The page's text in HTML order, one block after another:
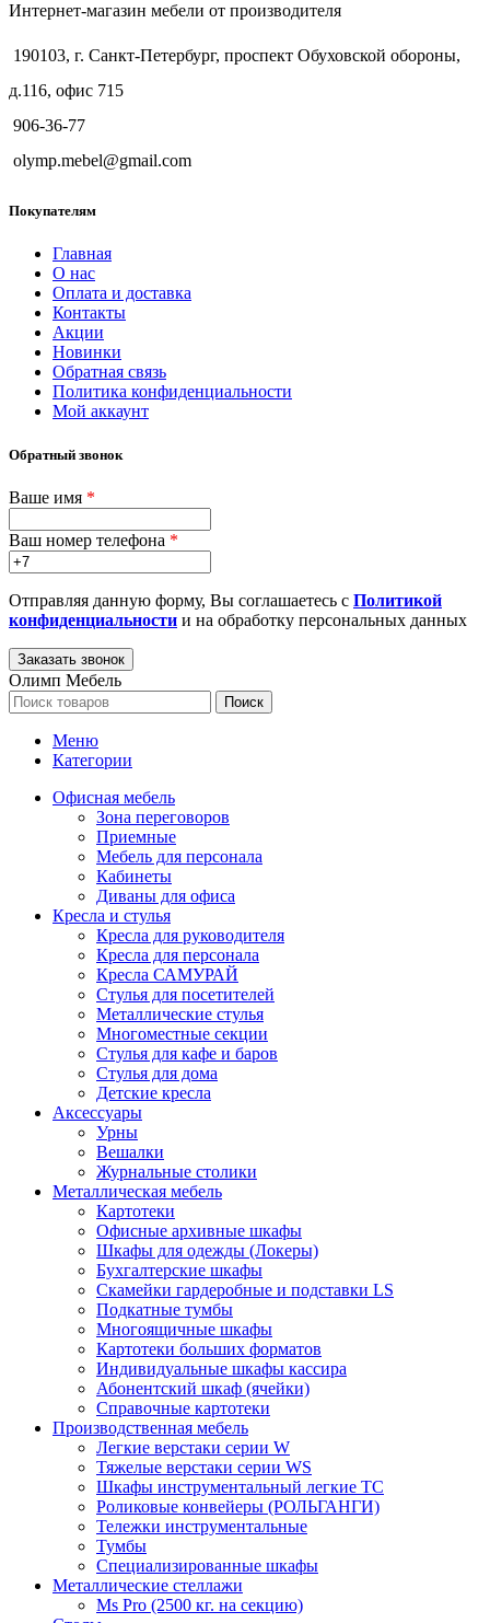
Интернет-магазин мебели от производителя
190103, г. Санкт-Петербург, проспект Обуховской обороны,
д.116, офис 715
906-36-77
olymp.mebel@gmail.com
Покупателям
Главная
О нас
Оплата и доставка
Контакты
Акции
Новинки
Обратная связь
Политика конфиденциальности
Мой аккаунт
Обратный звонок
Ваше имя *
Ваш номер телефона *
Отправляя данную форму, Вы соглашаетесь с Политикой
конфиденциальности и на обработку персональных данных
Олимп Мебель
Поиск
Меню
Категории
Офисная мебель
Зона переговоров
Приемные
Мебель для персонала
Кабинеты
Диваны для офиса
Кресла и стулья
Кресла для руководителя
Кресла для персонала
Кресла САМУРАЙ
Стулья для посетителей
Металлические стулья
Многоместные секции
Стулья для кафе и баров
Стулья для дома
Детские кресла
Аксессуары
Урны
Вешалки
Журнальные столики
Металлическая мебель
Картотеки
Офисные архивные шкафы
Шкафы для одежды (Локеры)
Бухгалтерские шкафы
Скамейки гардеробные и подставки LS
Подкатные тумбы
Многоящичные шкафы
Картотеки больших форматов
Индивидуальные шкафы кассира
Абонентский шкаф (ячейки)
Справочные картотеки
Производственная мебель
Легкие верстаки серии W
Тяжелые верстаки серии WS
Шкафы инструментальный легкие ТС
Роликовые конвейеры (РОЛЬГАНГИ)
Тележки инструментальные
Тумбы
Специализированные шкафы
Металлические стеллажи
Ms Pro (2500 кг. на секцию)